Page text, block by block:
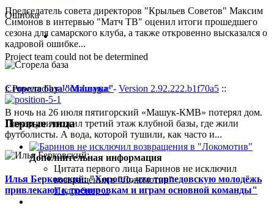
Председатель совета директоров "Крыльев Советов" Максим
Симонов в интервью "Матч ТВ" оценил итоги прошедшего
сезона для самарского клуба, а также откровенно высказался о
кадровой ошибке...
Сгорела база "Машука"
В ночь на 26 июля пятигорский «Машук-КМВ» потерял дом.
Пожар уничтожил третий этаж клубной базы, где жили
футболисты. А вода, которой тушили, как часто и...
Илья Берковский: "Хорошо, что торпедовскую молодёжь
привлекают к тренировкам и играм основной команды"
Ошибка
Project team could not be determined
:: Powered byJoomLeague- Version 2.92.222.b1f70a5 ::
Первые лица
Дополнительная информация
Цитата первого лица Баринов не исключил
возвращения в "Локомотив"
Подробнее ...